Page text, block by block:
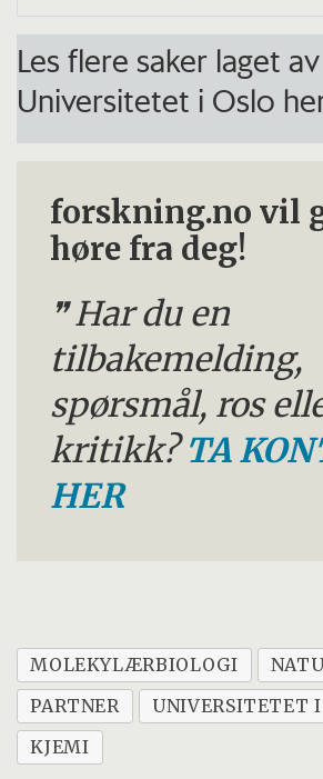
Les flere saker laget av
Universitetet i Oslo
forskning.no vil
høre fra deg!
Har du en
tilbakemelding,
spørsmål, ros
kritikk?TA
HER
MOLEKYLÆRBIOLOGI
PARTNER
UNIVERSITETET I
KJEMI